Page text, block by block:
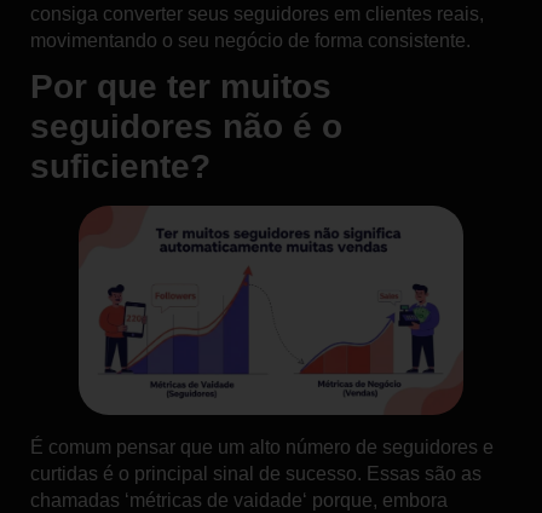
consiga converter seus seguidores em clientes reais,
movimentando o seu negócio de forma consistente.
Por que ter muitos
seguidores não é o
suficiente?
É comum pensar que um alto número de seguidores e
curtidas é o principal sinal de sucesso. Essas são as
chamadas ‘métricas de vaidade‘ porque, embora